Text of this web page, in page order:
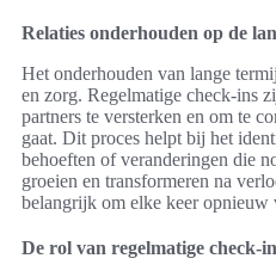
Relaties onderhouden op de
Het onderhouden van lange
en zorg. Regelmatige check-ins
partners te versterken en om te
gaat. Dit proces helpt bij het
behoeften of veranderingen die
groeien en transformeren na
belangrijk om elke keer opnieuw
De rol van regelmatige check-